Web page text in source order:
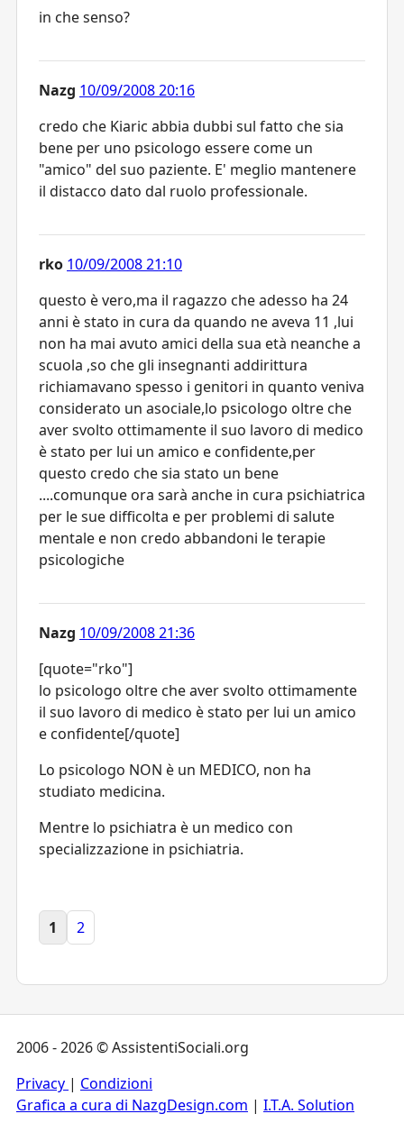
in che senso?
Nazg 10/09/2008 20:16
credo che Kiaric abbia dubbi sul fatto che sia
bene per uno psicologo essere come un
"amico" del suo paziente. E' meglio mantenere
il distacco dato dal ruolo professionale.
rko 10/09/2008 21:10
questo è vero,ma il ragazzo che adesso ha 24
anni è stato in cura da quando ne aveva 11 ,lui
non ha mai avuto amici della sua età neanche a
scuola ,so che gli insegnanti addirittura
richiamavano spesso i genitori in quanto veniva
considerato un asociale,lo psicologo oltre che
aver svolto ottimamente il suo lavoro di medico
è stato per lui un amico e confidente,per
questo credo che sia stato un bene
....comunque ora sarà anche in cura psichiatrica
per le sue difficolta e per problemi di salute
mentale e non credo abbandoni le terapie
psicologiche
Nazg 10/09/2008 21:36
[quote="rko"]
lo psicologo oltre che aver svolto ottimamente
il suo lavoro di medico è stato per lui un amico
e confidente[/quote]
Lo psicologo NON è un MEDICO, non ha
studiato medicina.
Mentre lo psichiatra è un medico con
specializzazione in psichiatria.
1 2
2006 - 2026 © AssistentiSociali.org
Privacy | Condizioni
Grafica a cura di NazgDesign.com | I.T.A. Solution